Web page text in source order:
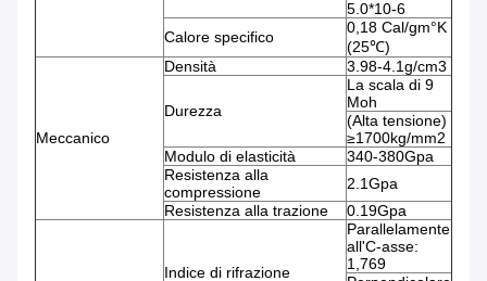
5.0*10-6
Calore specifico
0,18 Cal/gm°K
(25℃)
Meccanico
Densità 3.98-4.1g/cm3
Durezza
La scala di 9
Moh
(Alta tensione)
≥1700kg/mm2
Modulo di elasticità
340-380Gpa
Resistenza alla
compressione
2.1Gpa
Resistenza alla trazione
0.19Gpa
Indice di rifrazione
Parallelamente
all'C-asse:
1,769